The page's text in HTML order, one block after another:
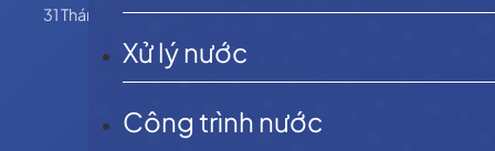
Xử lý nước
Công trình nước
31 Tháng 5, 2025 admin Tin tức